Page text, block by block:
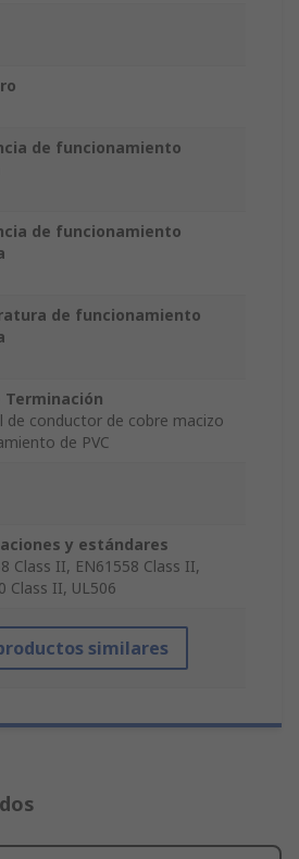
de funcionamiento
de funcionamiento
de funcionamiento
Terminación
de conductor de cobre macizo
de PVC
y estándares
Class II, EN61558 Class II,
Class II, UL506
similares